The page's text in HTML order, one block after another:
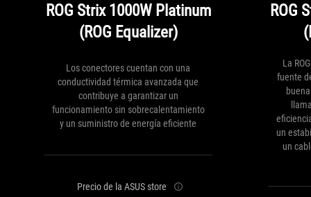
ROG Strix 1000W Platinum
(ROG Equalizer)
Los conectores cuentan con una
conductividad térmica avanzada que
contribuye a garantizar un
funcionamiento sin sobrecalentamiento
y un suministro de energía eficiente
Precio de la ASUS store
ROG
La
fuente
un
un